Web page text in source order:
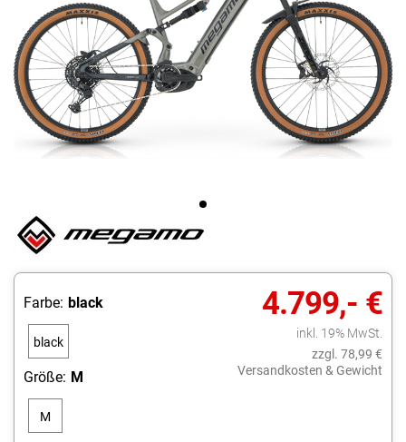
4.799,- €
inkl. 19% MwSt.
zzgl. 78,99 €
Versandkosten & Gewicht
Farbe: black
black
Größe: M
M